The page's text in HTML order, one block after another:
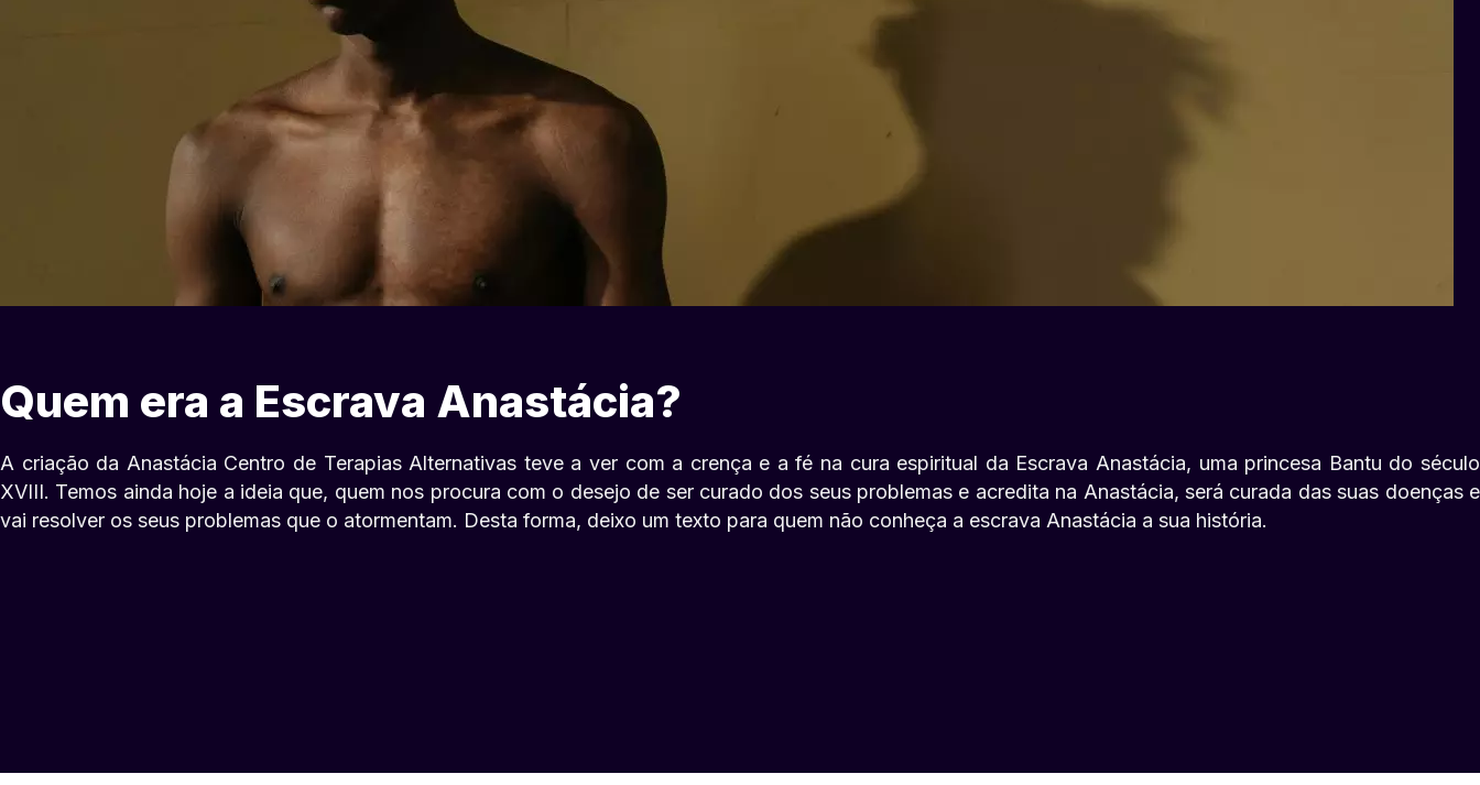
Quem era a Escrava Anastácia?
A criação da Anastácia Centro de Terapias Alternativas teve a ver com a crença e a fé na cura espiritual da Escrava Anastácia, uma princesa Bantu do século
XVIII. Temos ainda hoje a ideia que, quem nos procura com o desejo de ser curado dos seus problemas e acredita na Anastácia, será curada das suas doenças e
vai resolver os seus problemas que o atormentam. Desta forma, deixo um texto para quem não conheça a escrava Anastácia a sua história.